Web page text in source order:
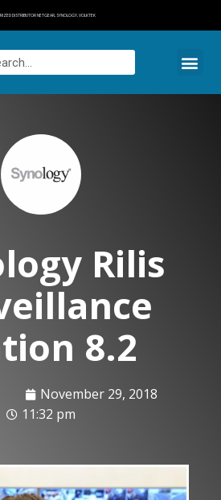
DISTRIBUTOR NETGEAR, SYNOLOGY, VOLKTEK
Rilis
8.2
November 29, 2018
11:32 pm